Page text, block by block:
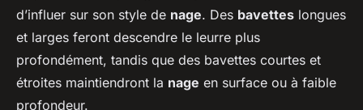
d’influer sur son style de nage. Des bavettes longues
et larges feront descendre le leurre plus
profondément, tandis que des bavettes courtes et
étroites maintiendront la nage en surface ou à faible
profondeur.